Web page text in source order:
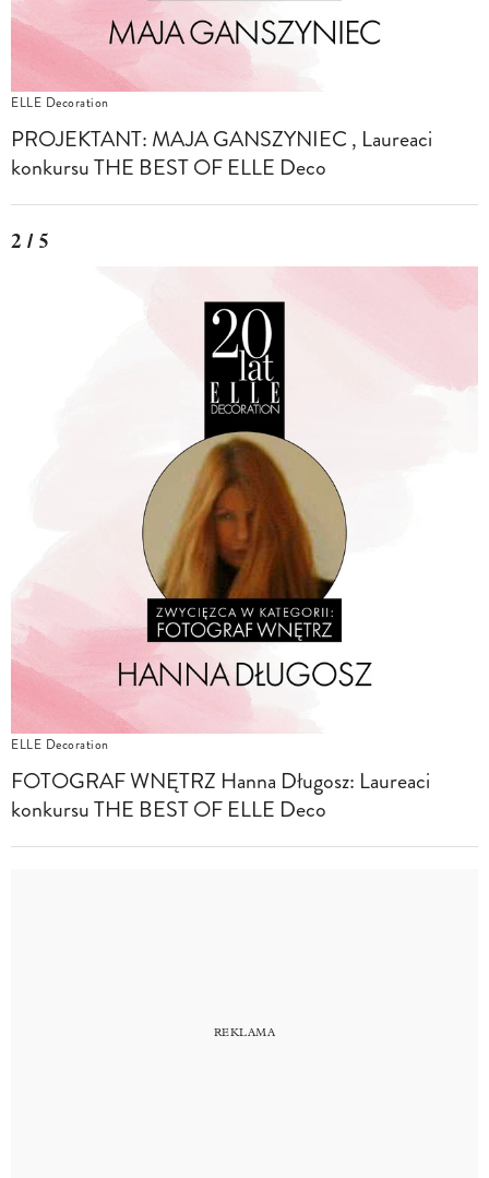
ELLE Decoration
PROJEKTANT: MAJA GANSZYNIEC , Laureaci
konkursu THE BEST OF ELLE Deco
2 / 5
ELLE Decoration
FOTOGRAF WNĘTRZ Hanna Długosz: Laureaci
konkursu THE BEST OF ELLE Deco